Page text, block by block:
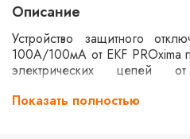
Описание
Устройство защитного
100А/100мА от EKF PROxima
электрических цепей
электромеханическое
безопасность, предотвращая
Показать полностью